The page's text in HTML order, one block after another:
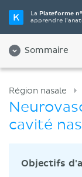
La Plateforme
apprendre
Sommaire
Région nasale
cavité
Objectifs